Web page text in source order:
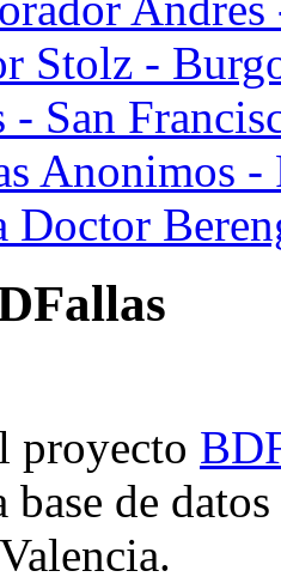
Stolz -
- San
Anonimos
Doctor
proyecto
base de